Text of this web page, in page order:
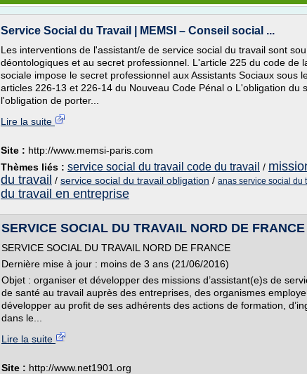
Service Social du Travail | MEMSI – Conseil social ...
Les interventions de l'assistant/e de service social du travail sont
déontologiques et au secret professionnel. L'article 225 du code de
sociale impose le secret professionnel aux Assistants Sociaux sous
articles 226-13 et 226-14 du Nouveau Code Pénal o L'obligation du
l'obligation de porter...
Lire la suite
Site : http://www.memsi-paris.com
Thèmes liés : service social du travail code du travail /
du travail / service social du travail obligation / anas service social du
du travail en entreprise
SERVICE SOCIAL DU TRAVAIL NORD DE
SERVICE SOCIAL DU TRAVAIL NORD DE FRANCE
Dernière mise à jour : moins de 3 ans (21/06/2016)
Objet : organiser et développer des missions d’assistant(e)s de
de santé au travail auprès des entreprises, des organismes
développer au profit de ses adhérents des actions de formation,
dans le...
Lire la suite
Site : http://www.net1901.org